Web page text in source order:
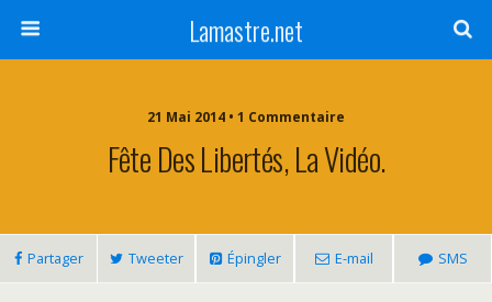
Lamastre.net
21 Mai 2014 • 1 Commentaire
Fête Des Libertés, La Vidéo.
Partager Tweeter Épingler E-mail SMS